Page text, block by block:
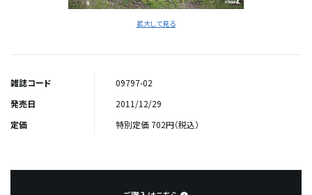
拡大して見る
雑誌コード
09797-02
発売日
2011/12/29
定価
特別定価 702円（税込）